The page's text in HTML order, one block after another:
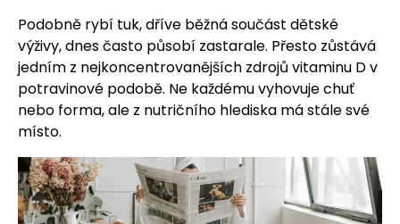
Podobně rybí tuk, dříve běžná součást dětské
výživy, dnes často působí zastarale. Přesto zůstává
jedním z nejkoncentrovanějších zdrojů vitaminu D v
potravinové podobě. Ne každému vyhovuje chuť
nebo forma, ale z nutričního hlediska má stále své
místo.